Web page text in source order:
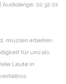
Audiolänge: 01:32:01
müssen arbeiten.
für uns als
Leute in